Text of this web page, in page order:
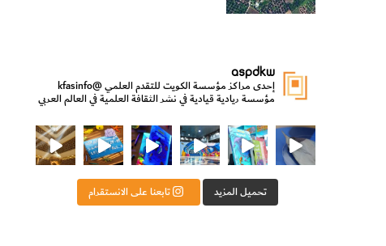
aspdkw
إحدى مراكز مؤسسة الكويت للتقدم العلمي@kfasinfo
مؤسسة ريادية قيادية في نشر الثقافة العلمية في العالم العربي
ووزير الدولة لشؤون الش
من الأعماق نكتشف ومن الكتب نتعلّم⁨ رجعنا! ما كنّا بعيد! مجهزين لكم كل جديد!⁩
تحميل المزيد تابعنا على الانستقرام